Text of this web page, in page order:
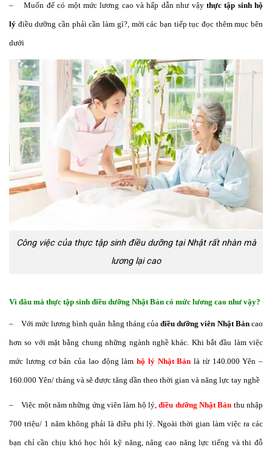
– Muốn để có một mức lương cao và hấp dẫn như vậythực tập sinh hộ
lý điều dưỡng cần phải cần làm gì?, mời các bạn tiếp tục đọc thêm mục bên
dưới
Công việc của thực tập sinh điều dưỡng tại Nhật rất nhàn mà
lương lại cao
Vì đâu mà thực tập sinh điều dưỡng Nhật Bản có mức lương cao như vậy?
– Với mức lương bình quân hằng tháng của điều dưỡng viên Nhật Bảncao
hơn so với mặt bằng chung những ngành nghề khác. Khi bắt đầu làm việc
mức lương cơ bản của lao động làm hộ lý Nhật Bản là từ 140.000 Yên –
160.000 Yên/ tháng và sẽ được tăng dần theo thời gian và năng lực tay nghề
– Việc một năm những ứng viên làm hộ lý,điều dưỡng Nhật Bản thu nhập
700 triệu/ 1 năm không phải là điều phi lý. Ngoài thời gian làm việc ra các
bạn chỉ cần chịu khó học hỏi kỹ năng, nâng cao năng lực tiếng và thi đỗ